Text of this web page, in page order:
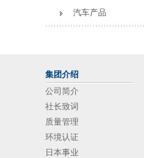
汽车产品
集团介绍
公司简介
社长致词
质量管理
环境认证
日本事业